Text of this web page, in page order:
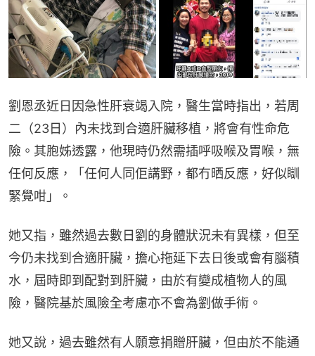
劉恩丞近日因急性肝衰竭入院，醫生當時指出，若周
二（23日）內未找到合適肝臟移植，將會有性命危
險。其胞姊透露，他現時仍然需插呼吸喉及胃喉，無
任何反應，「任何人同佢講野，都冇晒反應，好似瞓
緊覺咁」。
她又指，雖然過去數日劉的身體狀況未有異樣，但至
今仍未找到合適肝臟，擔心拖延下去日後或會有腦積
水，屆時即到配對到肝臟，由於有變成植物人的風
險，醫院基於風險全考慮亦不會為劉做手術。
她又說，過去雖然有人願意捐贈肝臟，但由於不能通